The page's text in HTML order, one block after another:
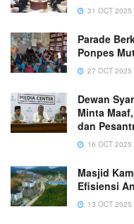
31 OCT 2025
Parade
Ponpes
27 OCT 2025
Dewan
Minta
dan
16 OCT 2025
Masjid
Efisiensi
13 OCT 2025